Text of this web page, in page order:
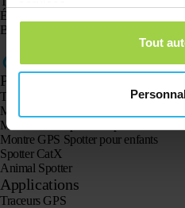
Tout
Écris-nous !
Bergschenhoek – Pays-Bas
Produits
Traceur GPS Spotter X10
Montre GPS Spotter Senior
Montre GPS Spotter Explorer
Montre GPS Spotter pour enfants
Spotter CatX
Animal Spotter
Applications
Traceurs GPS